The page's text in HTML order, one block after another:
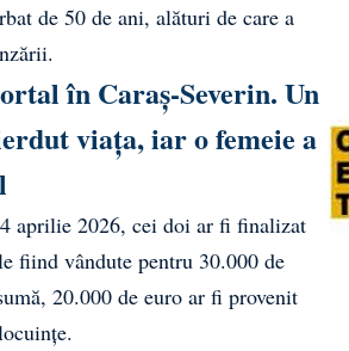
de 50 de ani, alături de care a
în Caraș-Severin. Un
viața, iar o femeie a
aprilie 2026, cei doi ar fi finalizat
fiind vândute pentru 30.000 de
20.000 de euro ar fi provenit